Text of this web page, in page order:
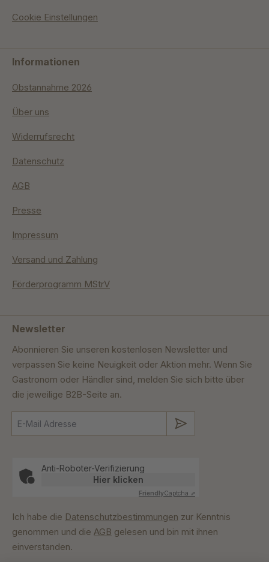
Cookie Einstellungen
Informationen
Obstannahme 2026
Über uns
Widerrufsrecht
Datenschutz
AGB
Presse
Impressum
Versand und Zahlung
Förderprogramm MStrV
Newsletter
Abonnieren Sie unseren kostenlosen Newsletter und
verpassen Sie keine Neuigkeit oder Aktion mehr. Wenn Sie
Gastronom oder Händler sind, melden Sie sich bitte über
die jeweilige B2B-Seite an.
Anti-Roboter-Verifizierung
Hier klicken
FriendlyCaptcha ⇗
Ich habe die Datenschutzbestimmungen zur Kenntnis
genommen und die AGB gelesen und bin mit ihnen
einverstanden.